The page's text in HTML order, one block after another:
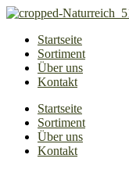
Zum
springenStartseite
Sortiment
Über uns
Kontakt
Startseite
Sortiment
Über uns
Kontakt